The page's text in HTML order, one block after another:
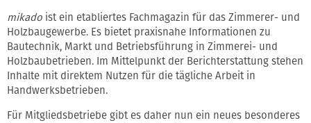
mikado ist ein etabliertes Fachmagazin für das Zimmerer- und
Holzbaugewerbe. Es bietet praxisnahe Informationen zu
Bautechnik, Markt und Betriebsführung in Zimmerei- und
Holzbaubetrieben. Im Mittelpunkt der Berichterstattung stehen
Inhalte mit direktem Nutzen für die tägliche Arbeit in
Handwerksbetrieben.
Für Mitgliedsbetriebe gibt es daher nun ein neues besonderes